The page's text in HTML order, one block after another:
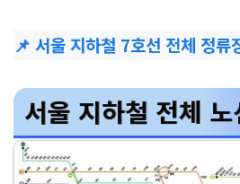
📌 서울 지하철 7호선 전체 정류
서울 지하철 전체